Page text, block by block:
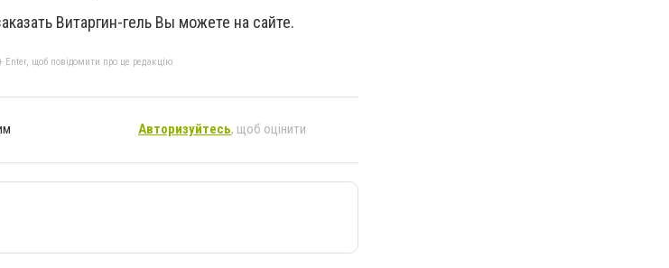
Витаргин-гель Вы можете на сайте.
Enter, щоб повідомити про це редакцію
Авторизуйтесь, щоб оцінити